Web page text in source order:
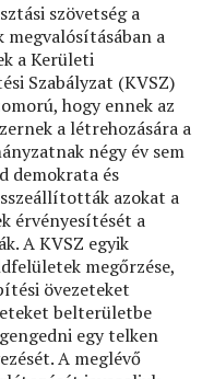
szövetség a
a
a Kerületi
Szabályzat (KVSZ)
hogy ennek az
a létrehozására a
négy év sem
demokrata és
azokat a
érvényesítését a
A KVSZ egyik
megőrzése,
övezeteket
belterületbe
egy telken
A meglévő